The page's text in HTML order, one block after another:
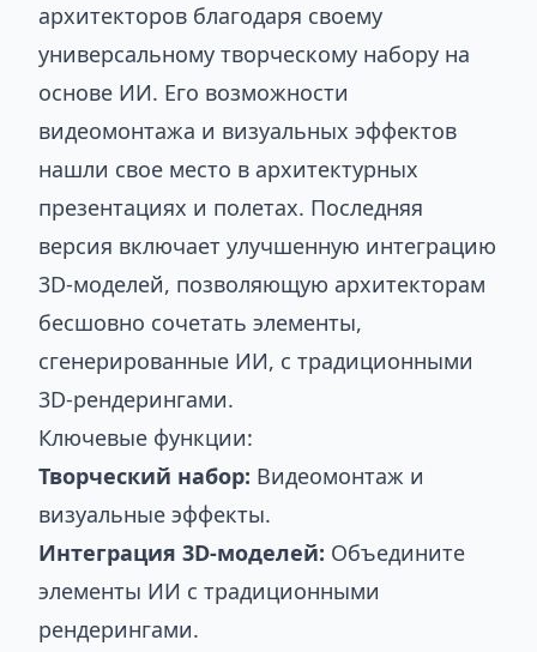
архитекторов благодаря своему
универсальному творческому набору на
основе ИИ. Его возможности
видеомонтажа и визуальных эффектов
нашли свое место в архитектурных
презентациях и полетах. Последняя
версия включает улучшенную интеграцию
3D-моделей, позволяющую архитекторам
бесшовно сочетать элементы,
сгенерированные ИИ, с традиционными
3D-рендерингами.
Ключевые функции:
Творческий набор: Видеомонтаж и
визуальные эффекты.
Интеграция 3D-моделей: Объедините
элементы ИИ с традиционными
рендерингами.